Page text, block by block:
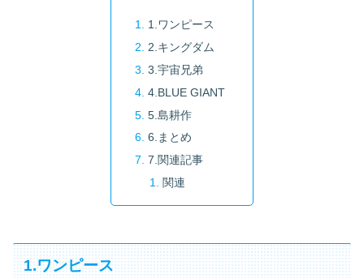
1.ワンピース
2.キングダム
3.宇宙兄弟
4.BLUE GIANT
5.島耕作
6.まとめ
7.関連記事
関連
1.ワンピース